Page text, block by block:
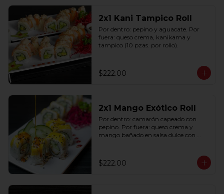
2x1 Kani Tampico Roll
Por dentro: pepino y aguacate. Por
fuera: queso crema, kanikama y
tampico (10 pzas. por rollo).
$222.00
2x1 Mango Exótico Roll
Por dentro: camarón capeado con
pepino. Por fuera: queso crema y
mango bañado en salsa dulce con
$222.00